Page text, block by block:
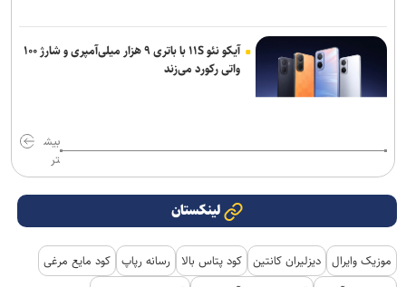
آیکو نئو ۱۱S با باتری ۹ هزار میلی‌آمپری و شارژ ۱۰۰
واتی رکورد می‌زند
بیش
تر
لینکستان
موزیک وایرال دیزلیران کانتین کود پتاس بالا رسانه رپاپ کود مایع مرغی